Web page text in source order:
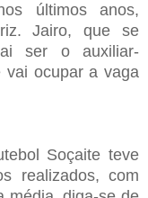
últimos anos,
Jairo, que se
ser o auxiliar-
vai ocupar a vaga
Soçaite teve
realizados, com